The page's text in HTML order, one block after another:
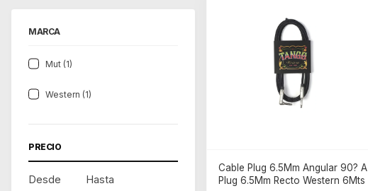
MARCA
Mut (1)
Western (1)
PRECIO
Desde Hasta
Cable Plug 6.5Mm Angular 90? A
Plug 6.5Mm Recto Western 6Mts